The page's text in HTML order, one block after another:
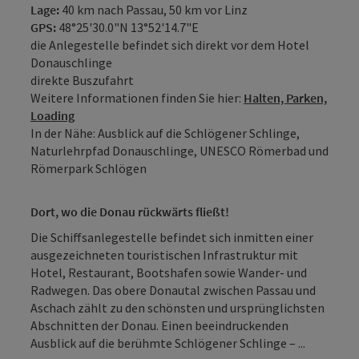
Lage: 40 km nach Passau, 50 km vor Linz
GPS: 48°25'30.0"N 13°52'14.7"E
die Anlegestelle befindet sich direkt vor dem Hotel
Donauschlinge
direkte Buszufahrt
Weitere Informationen finden Sie hier: Halten, Parken,
Loading
In der Nähe: Ausblick auf die Schlögener Schlinge,
Naturlehrpfad Donauschlinge, UNESCO Römerbad und
Römerpark Schlögen
Dort, wo die Donau rückwärts fließt!
Die Schiffsanlegestelle befindet sich inmitten einer
ausgezeichneten touristischen Infrastruktur mit
Hotel, Restaurant, Bootshafen sowie Wander- und
Radwegen. Das obere Donautal zwischen Passau und
Aschach zählt zu den schönsten und ursprünglichsten
Abschnitten der Donau. Einen beeindruckenden
Ausblick auf die berühmte Schlögener Schlinge – ...